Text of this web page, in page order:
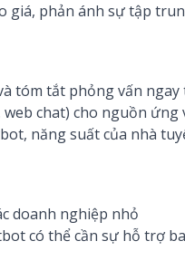
giá, phản ánh sự tập
tóm tắt phỏng vấn ngay
chat) cho nguồn ứng
năng suất của nhà
doanh nghiệp nhỏ
có thể cần sự hỗ trợ